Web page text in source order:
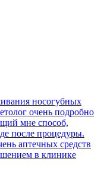
носогубных
очень подробно
мне способ,
после процедуры.
аптечных средств
в клинике